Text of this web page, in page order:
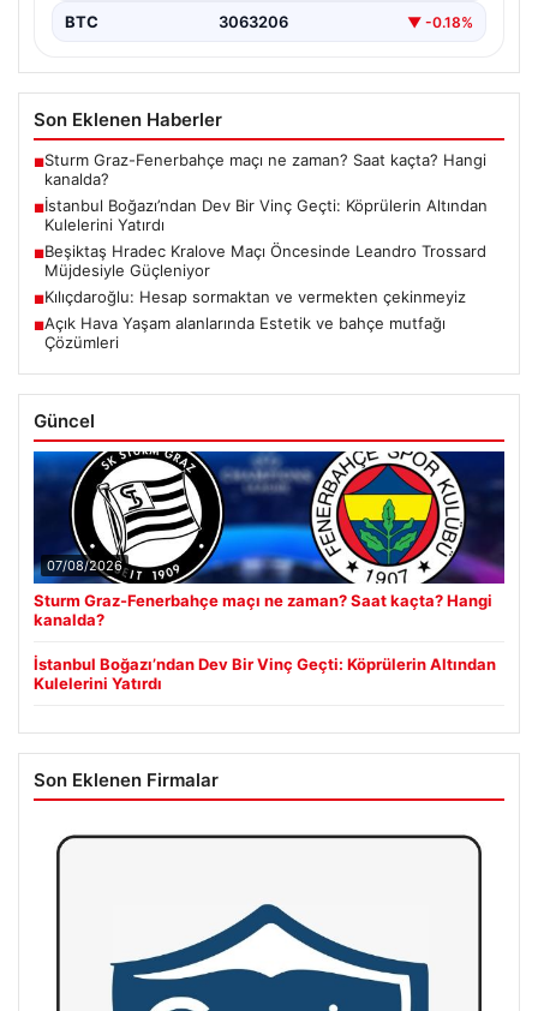
BTC 3063206 ▼ -0.18%
Son Eklenen Haberler
■Sturm Graz-Fenerbahçe maçı ne zaman? Saat kaçta? Hangi
kanalda?
■İstanbul Boğazı’ndan Dev Bir Vinç Geçti: Köprülerin Altından
Kulelerini Yatırdı
■Beşiktaş Hradec Kralove Maçı Öncesinde Leandro Trossard
Müjdesiyle Güçleniyor
■Kılıçdaroğlu: Hesap sormaktan ve vermekten çekinmeyiz
■Açık Hava Yaşam alanlarında Estetik ve bahçe mutfağı
Çözümleri
Güncel
07/08/2026
Sturm Graz-Fenerbahçe maçı ne zaman? Saat kaçta? Hangi
kanalda?
İstanbul Boğazı’ndan Dev Bir Vinç Geçti: Köprülerin Altından
Kulelerini Yatırdı
Son Eklenen Firmalar